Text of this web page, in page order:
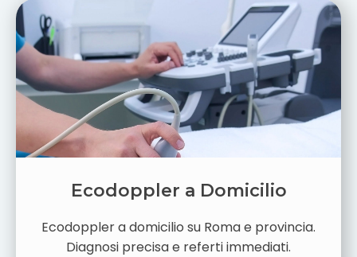
Ecodoppler a Domicilio
Ecodoppler a domicilio su Roma e provincia.
Diagnosi precisa e referti immediati.